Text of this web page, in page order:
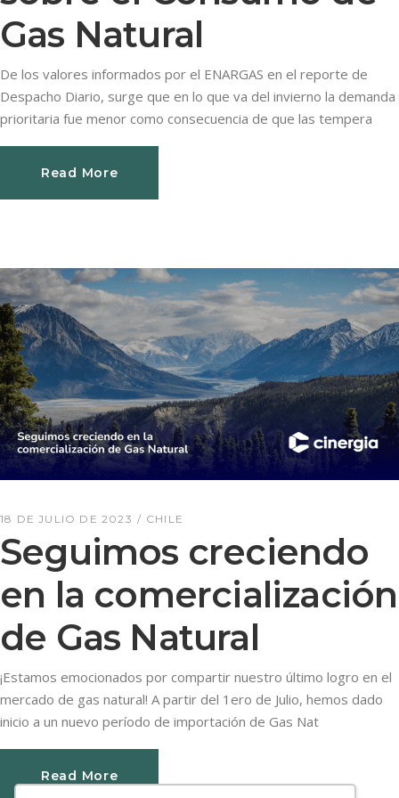
Gas Natural
De los valores informados por el ENARGAS en el reporte de
Despacho Diario, surge que en lo que va del invierno la demanda
prioritaria fue menor como consecuencia de que las tempera
Read More
18 DE JULIO DE 2023 CHILE
Seguimos creciendo
en la comercialización
de Gas Natural
¡Estamos emocionados por compartir nuestro último logro en el
mercado de gas natural! A partir del 1ero de Julio, hemos dado
inicio a un nuevo período de importación de Gas Nat
Read More